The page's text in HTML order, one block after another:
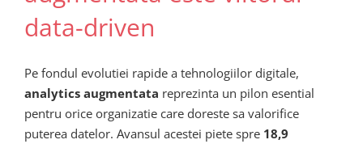
data-driven
Pe fondul evolutiei rapide a tehnologiilor digitale,
analytics augmentata reprezinta un pilon esential
pentru orice organizatie care doreste sa valorifice
puterea datelor. Avansul acestei piete spre 18,9